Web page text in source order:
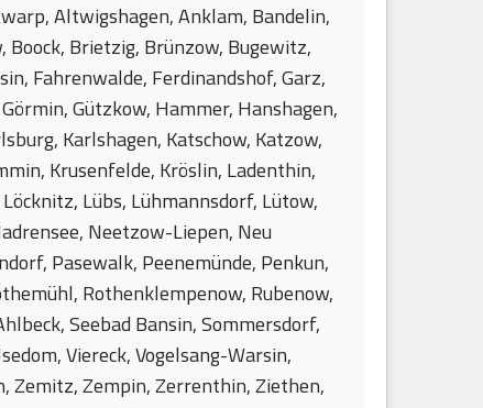
Altwigshagen, Anklam, Bandelin,
Brietzig, Brünzow, Bugewitz,
Fahrenwalde, Ferdinandshof, Garz,
Gützkow, Hammer, Hanshagen,
Karlshagen, Katschow, Katzow,
Krusenfelde, Kröslin, Ladenthin,
Lübs, Lühmannsdorf, Lütow,
Neetzow-Liepen, Neu
Pasewalk, Peenemünde, Penkun,
Rothenklempenow, Rubenow,
Seebad Bansin, Sommersdorf,
Viereck, Vogelsang-Warsin,
Zemitz, Zempin, Zerrenthin, Ziethen,